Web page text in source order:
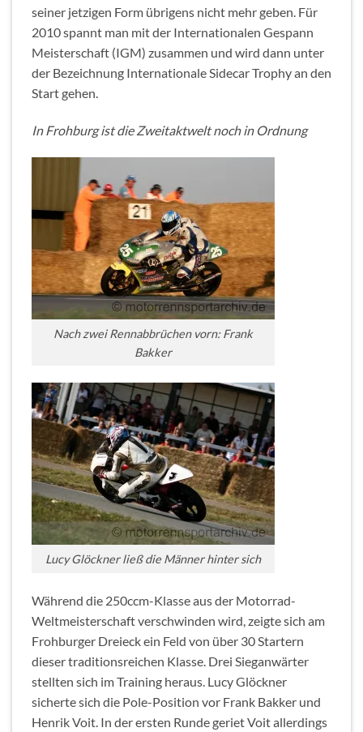
seiner jetzigen Form übrigens nicht mehr geben. Für
2010 spannt man mit der Internationalen Gespann
Meisterschaft (IGM) zusammen und wird dann unter
der Bezeichnung Internationale Sidecar Trophy an den
Start gehen.
In Frohburg ist die Zweitaktwelt noch in Ordnung
Nach zwei Rennabbrüchen vorn: Frank
Bakker
Lucy Glöckner ließ die Männer hinter sich
Während die 250ccm-Klasse aus der Motorrad-
Weltmeisterschaft verschwinden wird, zeigte sich am
Frohburger Dreieck ein Feld von über 30 Startern
dieser traditionsreichen Klasse. Drei Sieganwärter
stellten sich im Training heraus. Lucy Glöckner
sicherte sich die Pole-Position vor Frank Bakker und
Henrik Voit. In der ersten Runde geriet Voit allerdings